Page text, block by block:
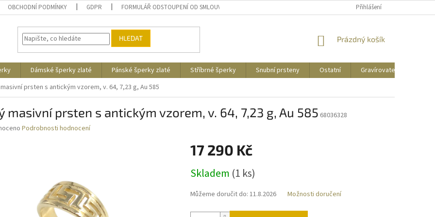
OBCHODNÍ PODMÍNKY GDPR FORMULÁŘ ODSTOUPENÍ OD SMLOUVY CENY DOPRAVYPřihlášení
HLEDAT
NÁKUPNÍ
Prázdný košík
Dámské šperky zlaté Pánské šperky zlaté Stříbrné šperky Snubní prsteny Ostatní Gravírovatelné
prsten s antickým vzorem, v. 64, 7,23 g, Au 585
masivní prsten s antickým vzorem, v. 64, 7,23 g, Au 585 68036328
Podrobnosti hodnocení
17 290 Kč
cena:
Skladem (1 ks)
Můžeme doručit do: 11.8.2026 Možnosti doručení